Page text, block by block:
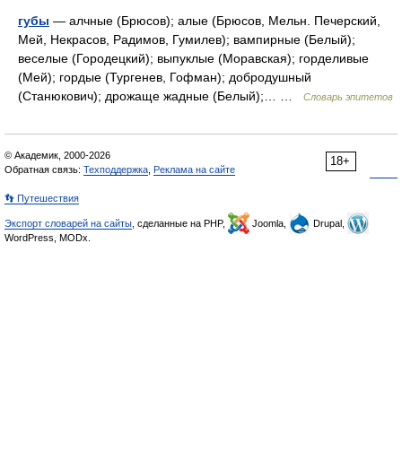
губы — алчные (Брюсов); алые (Брюсов, Мельн. Печерский,
Мей, Некрасов, Радимов, Гумилев); вампирные (Белый);
веселые (Городецкий); выпуклые (Моравская); горделивые
(Мей); гордые (Тургенев, Гофман); добродушный
(Станюкович); дрожаще жадные (Белый);… …
Словарь эпитетов
18+
© Академик, 2000-2026
Обратная связь: Техподдержка Реклама на сайте
👣 Путешествия
Экспорт словарей на сайты , сделанные на PHP, Joomla,
Drupal,
WordPress, MODx.